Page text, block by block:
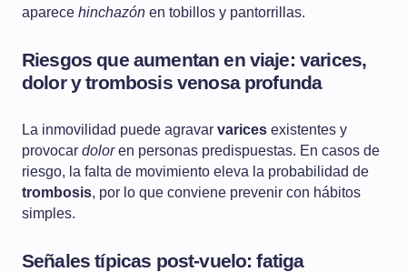
aparece hinchazón en tobillos y pantorrillas.
Riesgos que aumentan en viaje: varices,
dolor y trombosis venosa profunda
La inmovilidad puede agravar varices existentes y
provocar doloren personas predispuestas. En casos de
riesgo, la falta de movimiento eleva la probabilidad de
trombosis, por lo que conviene prevenir con hábitos
simples.
Señales típicas post-vuelo: fatiga